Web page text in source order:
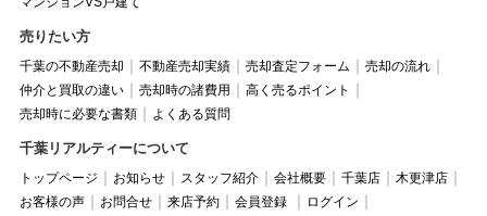
売りたい方
千葉の不動産売却 不動産売却実績 売却査定フォーム
売却の流れ
仲介と買取の違い
売却時の諸費用
高く売るポイント
売却時に必要な書類
よくある質問
千葉リアルティーについて
トップページ お知らせ スタッフ紹介 会社概要 千葉店
木更津店
お客様の声
お問合せ 来店予約 会員登録
ログイン